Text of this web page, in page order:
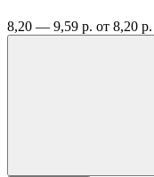
8,20 — 9,59 р. от 8,20 р.